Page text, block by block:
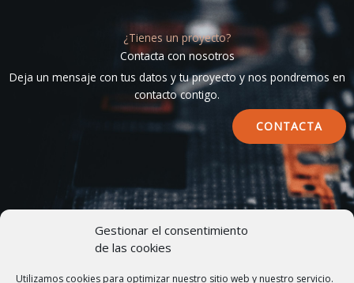
Gestionar el consentimiento
de las cookies
Utilizamos cookies para optimizar nuestro sitio web y nuestro servicio.
¿Tienes un proyecto?
Contacta con nosotros
Deja un mensaje con tus datos y tu proyecto y nos pondremos en
contacto contigo.
CONTACTA